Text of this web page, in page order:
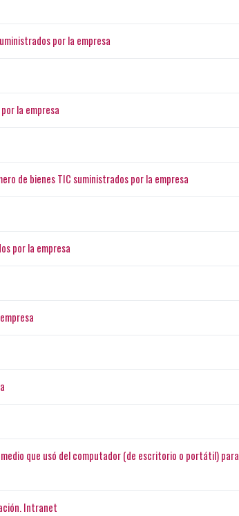
por la empresa
la empresa
de bienes TIC suministrados por la empresa
por la empresa
que usó del computador (de escritorio o portátil) para
Intranet